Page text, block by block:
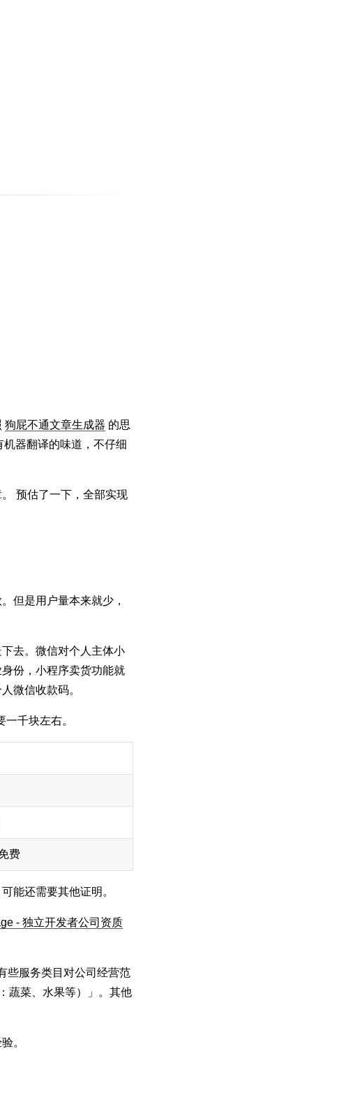
狗屁不通文章生成器 的思
器翻译的味道，不仔细
预估了一下，全部实现
但是用户量本来就少，
去。微信对个人主体小
份，小程序卖货功能就
微信收款码。
一千块左右。
费
能还需要其他证明。
- 独立开发者公司资质
些服务类目对公司经营范
蔬菜、水果等）」。其他
。